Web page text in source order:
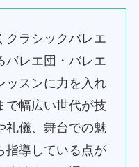
クラシックバレエ
バレエ団・バレエ
ッスンに力を入れ
で幅広い世代が技
礼儀、舞台での魅
指導している点が